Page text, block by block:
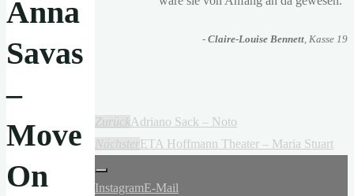
Anna
Savas
–
Move
On
- Claire-Louise Bennett, Kasse 19
Zurück Adriano Sack – Noto
NächsterETA Hoffmann Theater – Maria Stuart
InstagramE-Mail